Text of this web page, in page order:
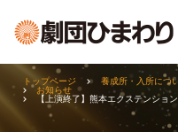
トップページ 養成所・入所につ
お知らせ
【上演終了】熊本エクステンショ